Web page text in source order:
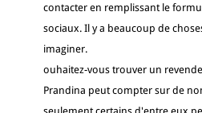
contacter en remplissant le
sociaux. Il y a beaucoup de
imaginer.
ouhaitez-vous trouver un
Prandina peut compter sur de